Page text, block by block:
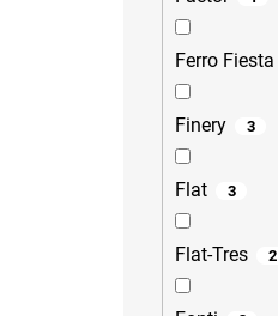
Ferro Fiesta
Finery 3
Flat 3
Flat-Tres 2